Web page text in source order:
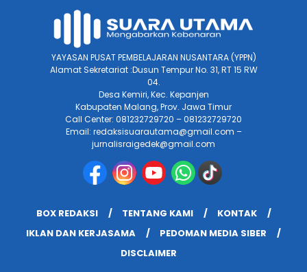
YAYASAN PUSAT PEMBELAJARAN NUSANTARA (YPPN)
Alamat Sekretariat :Dusun Tempur No. 31, RT 15 RW
04.
Desa Kemiri, Kec. Kepanjen
Kabupaten Malang, Prov. Jawa Timur
Call Center: 081232729720 – 081232729720
Email: redaksisuarautama@gmail.com –
jurnalisraigedek@gmail.com
BOX REDAKSI TENTANG KAMI
KONTAK
IKLAN DAN KERJASAMA
PEDOMAN MEDIA SIBER
DISCLAIMER